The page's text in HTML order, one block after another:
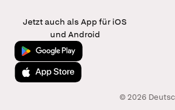
Jetzt auch als App für iOS
und Android
Jetzt bei Google Play
Laden im App Store
© 2026